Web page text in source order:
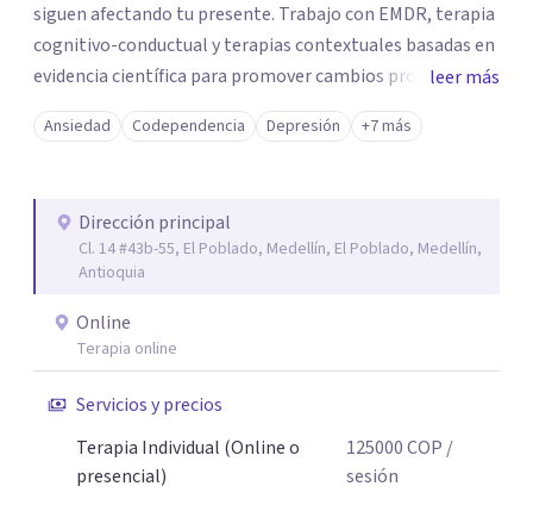
siguen afectando tu presente. Trabajo con EMDR, terapia
cognitivo-conductual y terapias contextuales basadas en
evidencia científica para promover cambios profundos y
duraderos. Atiendo adultos, adolescentes, parejas y
familias de forma presencial en Medellín y online, en un
leer más
Ansiedad Codependencia Depresión +7 más
Dirección principal
Cl. 14 #43b-55, El Poblado, Medellín, El Poblado, Medellín,
Antioquia
Online
Terapia online
Servicios y precios
Terapia Individual (Online o
presencial)
125000COP /
sesión